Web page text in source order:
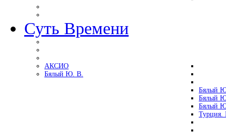
Суть Времени
АКСИО
Бялый Ю. В.
Бялый
Бялый
Бялый
Турция.